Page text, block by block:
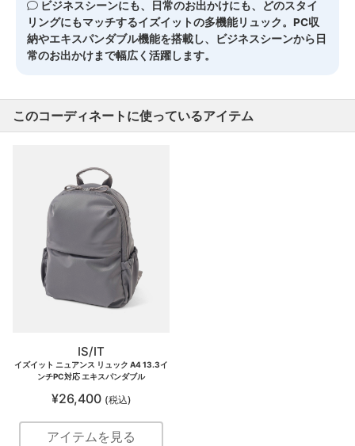
ビジネスシーンにも、日常のお出かけにも、どのスタイ
リングにもマッチするイズイットの多機能リュック。PC収
納やエキスパンダブル機能を搭載し、ビジネスシーンから日
常のお出かけまで幅広く活躍します。
このコーディネートに使っているアイテム
IS/IT
イズイット ニュアンス リュック A4 13.3イ
ンチPC対応 エキスパンダブル
¥26,400 (税込)
アイテムを見る